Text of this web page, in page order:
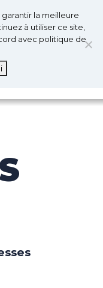
0 0
la meilleure
à utiliser ce site,
avec politique de